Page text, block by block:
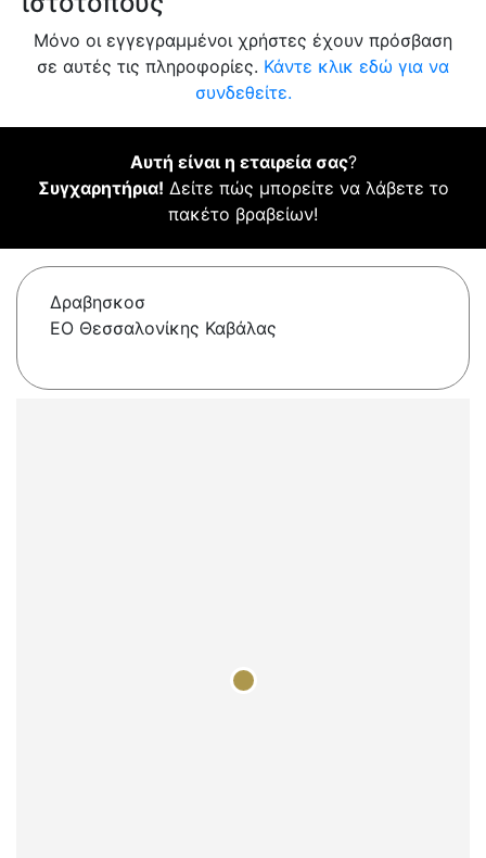
Μόνο οι εγγεγραμμένοι χρήστες έχουν πρόσβαση
σε αυτές τις πληροφορίες. Κάντε κλικ εδώ για να
συνδεθείτε.
Αυτή είναι η εταιρεία σας?
Συγχαρητήρια! Δείτε πώς μπορείτε να λάβετε το
πακέτο βραβείων!
Δραβησκοσ
ΕΟ Θεσσαλονίκης Καβάλας